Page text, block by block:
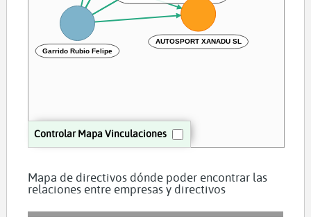
Controlar Mapa Vinculaciones
Garrido Rubio Felipe
AUTOSPORT XANADU SL
Mapa de directivos dónde poder encontrar las
relaciones entre empresas y directivos